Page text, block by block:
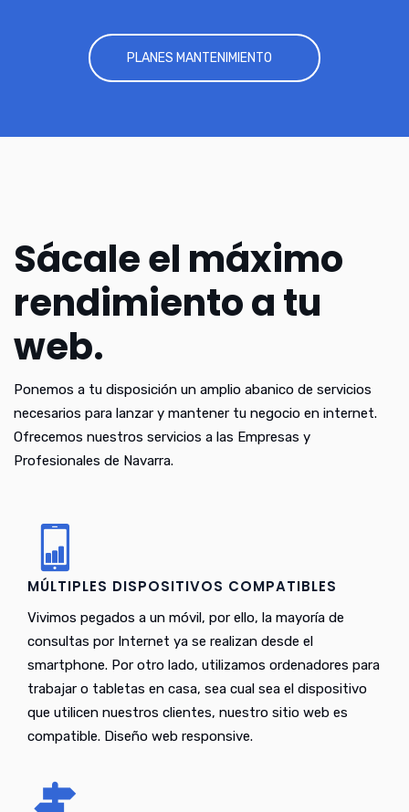
PLANES MANTENIMIENTO
Sácale el máximo
rendimiento a tu
web.
Ponemos a tu disposición un amplio abanico de servicios
necesarios para lanzar y mantener tu negocio en internet.
Ofrecemos nuestros servicios a las Empresas y
Profesionales de Navarra.
MÚLTIPLES DISPOSITIVOS COMPATIBLES
Vivimos pegados a un móvil, por ello, la mayoría de
consultas por Internet ya se realizan desde el
smartphone. Por otro lado, utilizamos ordenadores para
trabajar o tabletas en casa, sea cual sea el dispositivo
que utilicen nuestros clientes, nuestro sitio web es
compatible. Diseño web responsive.